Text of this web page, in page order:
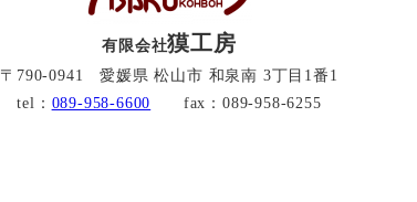
有限会社獏工房
〒790-0941 愛媛県 松山市 和泉南 3丁目1番1
tel： 089-958-6600 fax：089-958-6255